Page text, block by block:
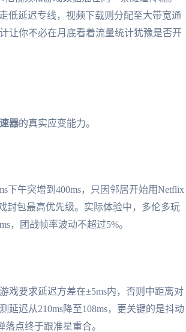
低延迟专线，视频下载则分配至大带宽通
让你不必在月底看着流量统计犹豫是否开
器的真实应变能力。
下午突增到400ms，只因邻居开始用Netflix
封包最高优先级。实际体验中，多伦多玩
，团战帧率波动不超过5%。
戏要求延迟方差在±5ms内，否则中距离对
迟从210ms降至108ms，更关键的是抖动
点终于跟准星重合。